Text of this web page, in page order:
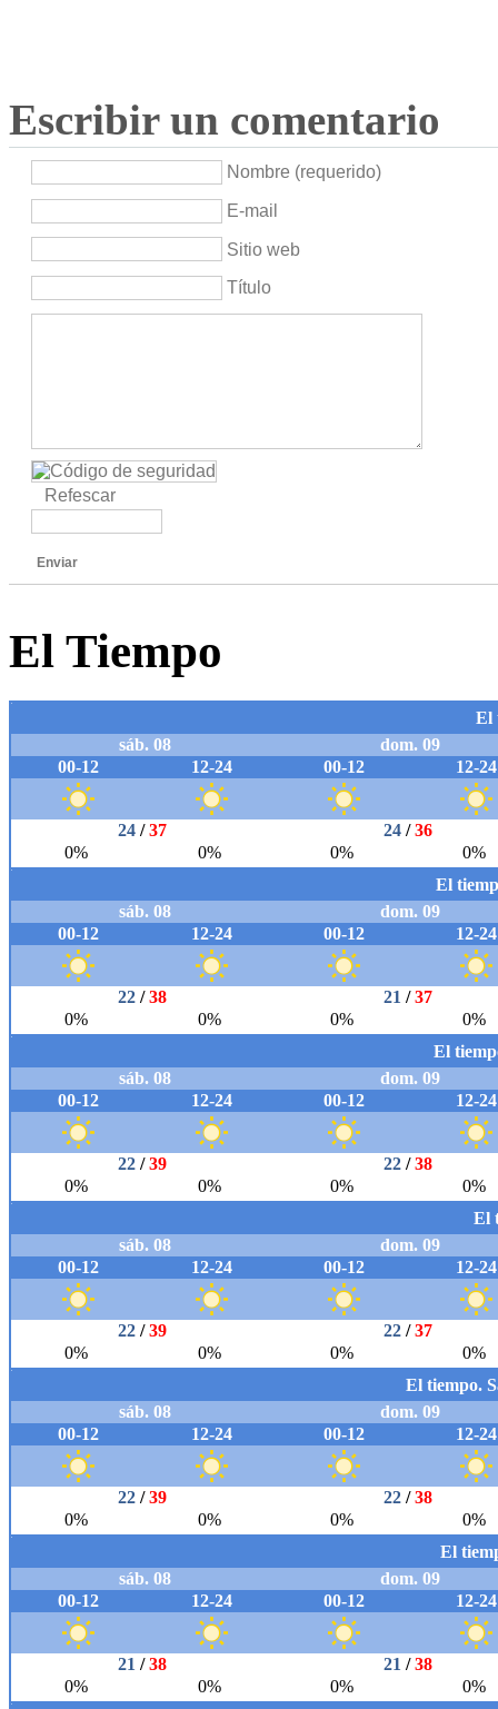
Escribir un comentario
Nombre (requerido)
E-mail
Sitio web
Título
Refescar
Enviar
El Tiempo